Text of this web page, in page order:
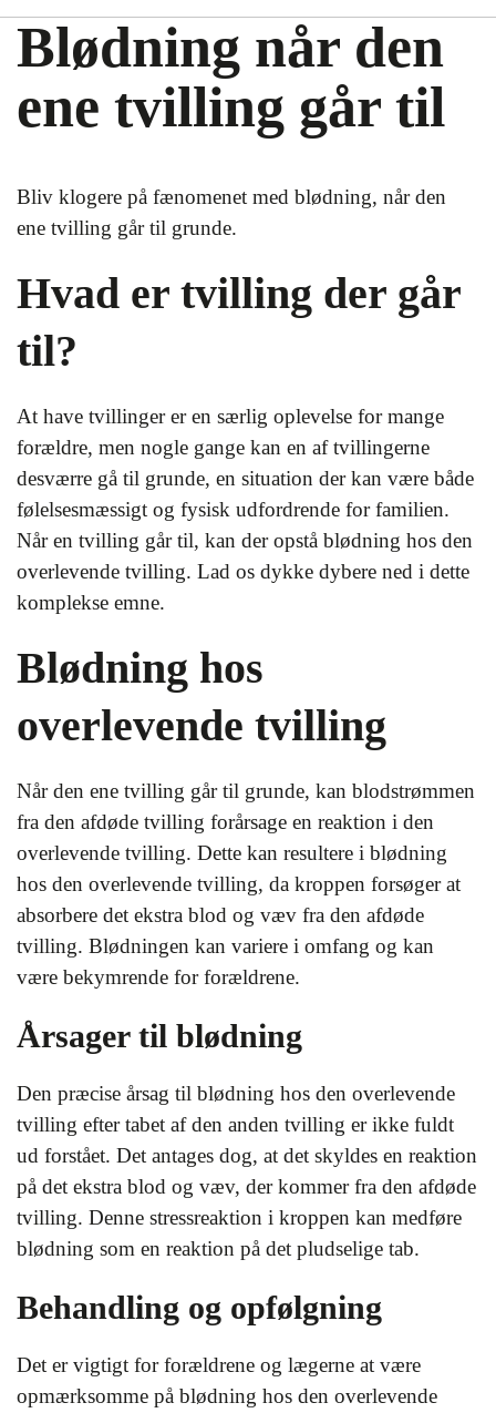
Blødning når den
ene tvilling går til
Bliv klogere på fænomenet med blødning, når den
ene tvilling går til grunde.
Hvad er tvilling der går
til?
At have tvillinger er en særlig oplevelse for mange
forældre, men nogle gange kan en af tvillingerne
desværre gå til grunde, en situation der kan være både
følelsesmæssigt og fysisk udfordrende for familien.
Når en tvilling går til, kan der opstå blødning hos den
overlevende tvilling. Lad os dykke dybere ned i dette
komplekse emne.
Blødning hos
overlevende tvilling
Når den ene tvilling går til grunde, kan blodstrømmen
fra den afdøde tvilling forårsage en reaktion i den
overlevende tvilling. Dette kan resultere i blødning
hos den overlevende tvilling, da kroppen forsøger at
absorbere det ekstra blod og væv fra den afdøde
tvilling. Blødningen kan variere i omfang og kan
være bekymrende for forældrene.
Årsager til blødning
Den præcise årsag til blødning hos den overlevende
tvilling efter tabet af den anden tvilling er ikke fuldt
ud forstået. Det antages dog, at det skyldes en reaktion
på det ekstra blod og væv, der kommer fra den afdøde
tvilling. Denne stressreaktion i kroppen kan medføre
blødning som en reaktion på det pludselige tab.
Behandling og opfølgning
Det er vigtigt for forældrene og lægerne at være
opmærksomme på blødning hos den overlevende